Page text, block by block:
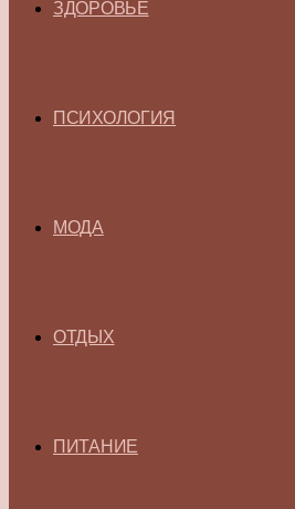
ЗДОРОВЬЕ
ПСИХОЛОГИЯ
МОДА
ОТДЫХ
ПИТАНИЕ